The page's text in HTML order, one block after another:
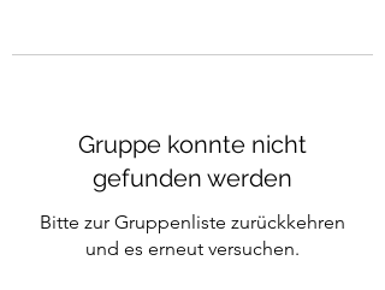
Gruppe konnte nicht
gefunden werden
Bitte zur Gruppenliste zurückkehren
und es erneut versuchen.